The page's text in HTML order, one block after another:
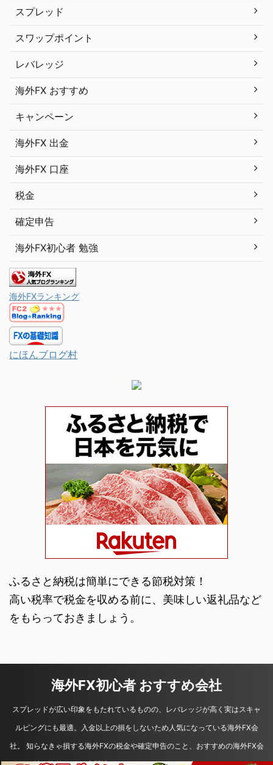
スプレッド
スワップポイント
レバレッジ
海外FX おすすめ
キャンペーン
海外FX 出金
海外FX 口座
税金
確定申告
海外FX初心者 勉強
海外FXランキング
にほんブログ村
ふるさと納税は簡単にできる節税対策！
高い税率で税金を収める前に、美味しい返礼品など
をもらっておきましょう。
海外FX初心者 おすすめ会社
スプレッドが広い印象をもたれているものの、レバレッジが高く実はスキャ
ルピングにも最適。入金以上の損をしないため人気になっている海外FX会
社。 知らなきゃ損する海外FXの税金や確定申告のこと、おすすめの海外FX会